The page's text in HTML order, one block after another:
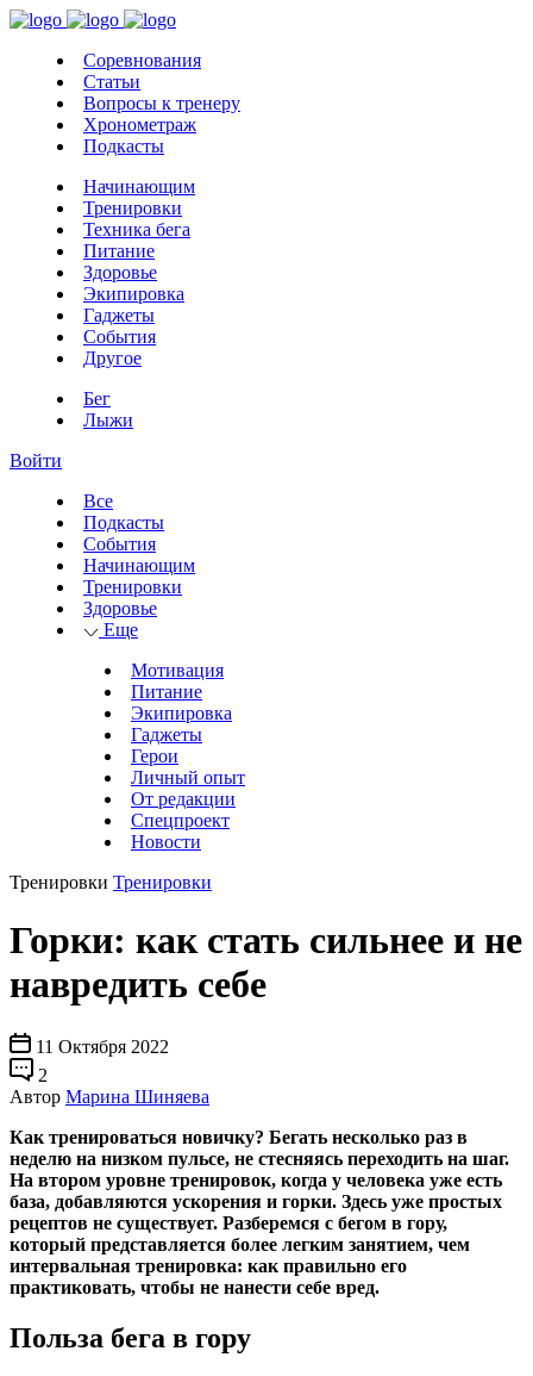
Соревнования
Статьи
Вопросы к тренеру
Хронометраж
Подкасты
Начинающим
Тренировки
Техника бега
Питание
Здоровье
Экипировка
Гаджеты
События
Другое
Бег
Лыжи
Войти
Все
Подкасты
События
Начинающим
Тренировки
Здоровье
Еще
Мотивация
Питание
Экипировка
Гаджеты
Герои
Личный опыт
От редакции
Спецпроект
Новости
Тренировки Тренировки
Горки: как стать сильнее и не
навредить себе
11 Октября 2022
2
Автор Марина Шиняева
Как тренироваться новичку? Бегать несколько раз в
неделю на низком пульсе, не стесняясь переходить на шаг.
На втором уровне тренировок, когда у человека уже есть
база, добавляются ускорения и горки. Здесь уже простых
рецептов не существует. Разберемся с бегом в гору,
который представляется более легким занятием, чем
интервальная тренировка: как правильно его
практиковать, чтобы не нанести себе вред.
Польза бега в гору